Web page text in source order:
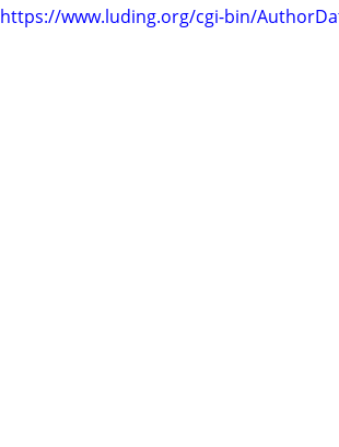
https://www.luding.org/cgi-bin/